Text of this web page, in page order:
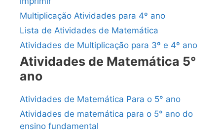
Multiplicação Atividades para 4º ano
Lista de Atividades de Matemática
Atividades de Multiplicação para 3º e 4º ano
Atividades de Matemática 5°
ano
Atividades de Matemática Para o 5° ano
Atividades de matemática para o 5° ano do
ensino fundamental